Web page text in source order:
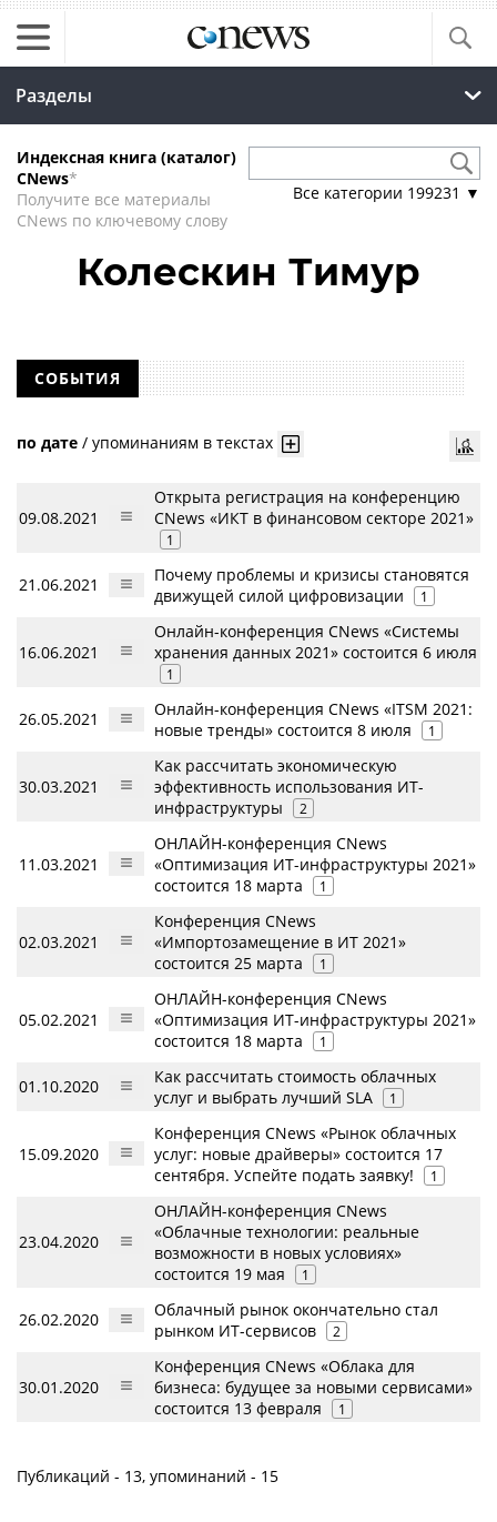
Разделы
Индексная книга (каталог)
CNews*
Получите все материалы
CNews по ключевому слову
Все категории 199231 ▼
Колескин Тимур
СОБЫТИЯ
по дате / упоминаниям в текстах
09.08.2021
Открыта регистрация на конференцию
CNews «ИКТ в финансовом секторе 2021»
1
21.06.2021
Почему проблемы и кризисы становятся
движущей силой цифровизации
1
16.06.2021
Онлайн-конференция CNews «Системы
хранения данных 2021» состоится 6 июля
1
26.05.2021
Онлайн-конференция CNews «ITSM 2021:
новые тренды» состоится 8 июля
1
30.03.2021
Как рассчитать экономическую
эффективность использования ИТ-
инфраструктуры
2
11.03.2021
ОНЛАЙН-конференция CNews
«Оптимизация ИТ-инфраструктуры 2021»
состоится 18 марта
1
02.03.2021
Конференция CNews
«Импортозамещение в ИТ 2021»
состоится 25 марта
1
05.02.2021
ОНЛАЙН-конференция CNews
«Оптимизация ИТ-инфраструктуры 2021»
состоится 18 марта
1
01.10.2020
Как рассчитать стоимость облачных
услуг и выбрать лучший SLA
1
15.09.2020
Конференция CNews «Рынок облачных
услуг: новые драйверы» состоится 17
сентября. Успейте подать заявку!
1
23.04.2020
ОНЛАЙН-конференция CNews
«Облачные технологии: реальные
возможности в новых условиях»
состоится 19 мая
1
26.02.2020
Облачный рынок окончательно стал
рынком ИТ-сервисов
2
30.01.2020
Конференция CNews «Облака для
бизнеса: будущее за новыми сервисами»
состоится 13 февраля
1
Публикаций - 13, упоминаний - 15